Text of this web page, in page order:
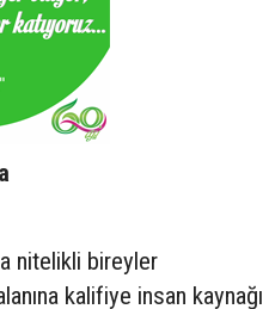
nitelikli bireyler
kalifiye insan kaynağı